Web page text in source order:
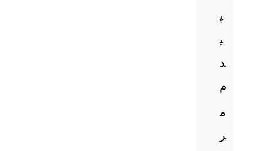
پ
ی
د
م
م
ر